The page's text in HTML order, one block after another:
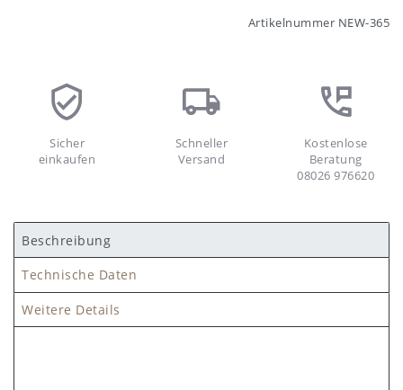
Artikelnummer NEW-365
Sicher
einkaufen
Schneller
Versand
Kostenlose
Beratung
08026 976620
Beschreibung
Technische Daten
Weitere Details